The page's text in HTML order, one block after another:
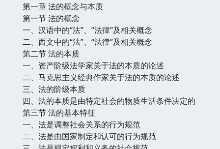
第一章 法的概念与本质
第一节 法的概念
一、汉语中的“法”、“法律”及相关概念
二、西文中的“法”、“法律”及相关概念
第二节 法的本质
一、资产阶级法学家关于法的本质的论述
二、马克思主义经典作家关于法的本质的论述
三、法的阶级本质
四、法的本质是由特定社会的物质生活条件决定的
第三节 法的基本特征
一、法是调整社会关系的行为规范
二、法是由国家制定和认可的行为规范